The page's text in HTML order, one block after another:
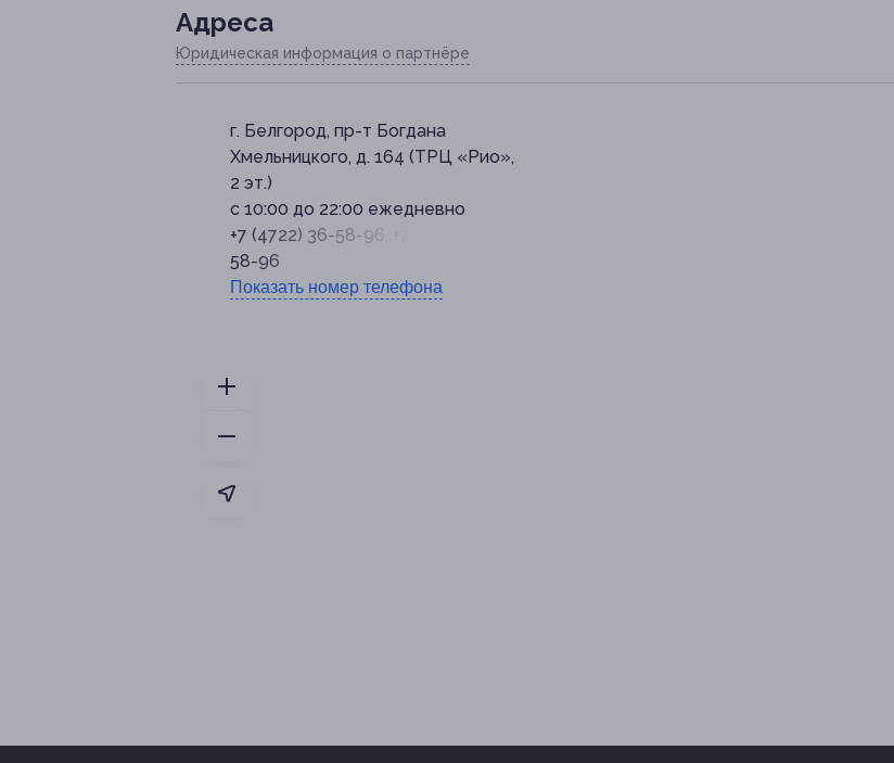
Адресa
Юридическая информация о партнёре
г. Белгород, пр-т Богдана
Хмельницкого, д. 164 (ТРЦ «Рио»,
2 эт.)
с 10:00 до 22:00 ежедневно
+7 (4722) 36-58-96, +7 (910) 741-
58-96
Показать номер телефона